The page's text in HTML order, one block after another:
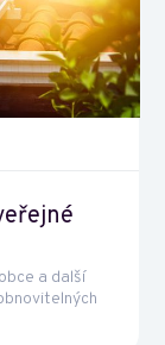
a další